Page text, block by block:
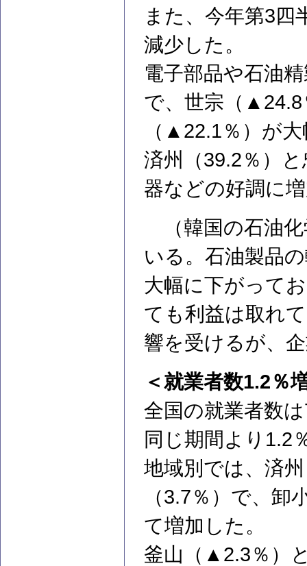
また、今年第3
減少した。
電子部品や石油
で、世宗（
（▲22.1％）が
済州（39.2％）
器などの好調に
（韓国の石油化
いる。石油製品
大幅に下がって
ても利益は取れ
響を受けるが、
＜就業者数1.2％
全国の就業者数
同じ期間より1.2
地域別では、済
（3.7％）で、卸
て増加した。
釜山（▲2.3％）